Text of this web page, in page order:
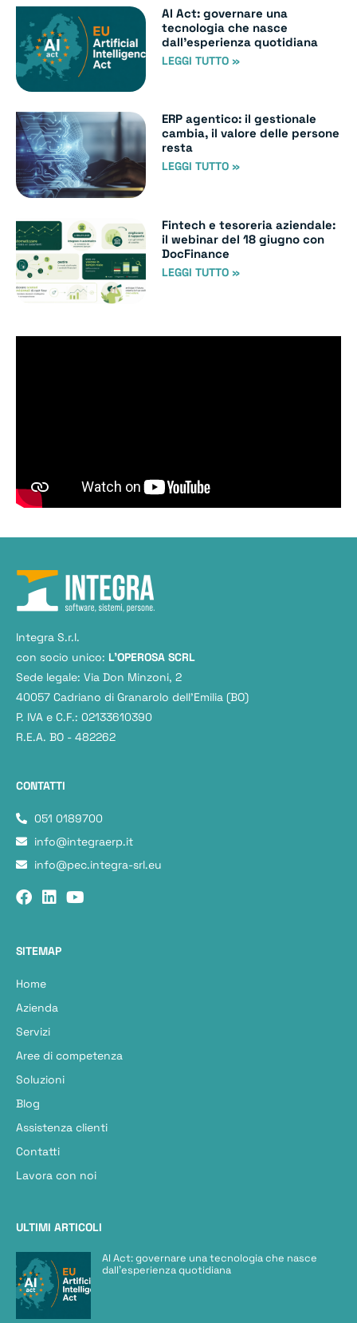
AI Act: governare una
tecnologia che nasce
dall’esperienza quotidiana
LEGGI TUTTO »
ERP agentico: il gestionale
cambia, il valore delle persone
resta
LEGGI TUTTO »
Fintech e tesoreria aziendale:
il webinar del 18 giugno con
DocFinance
LEGGI TUTTO »
Integra S.r.l.
con socio unico: L'OPEROSA SCRL
Sede legale: Via Don Minzoni, 2
40057 Cadriano di Granarolo dell’Emilia (BO)
P. IVA e C.F.: 02133610390
R.E.A. BO - 482262
CONTATTI
051 0189700
info@integraerp.it
info@pec.integra-srl.eu
SITEMAP
Home
Azienda
Servizi
Aree di competenza
Soluzioni
Blog
Assistenza clienti
Contatti
Lavora con noi
ULTIMI ARTICOLI
AI Act: governare una tecnologia che nasce
dall’esperienza quotidiana